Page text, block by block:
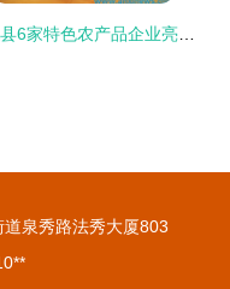
泉秀路法秀大厦803